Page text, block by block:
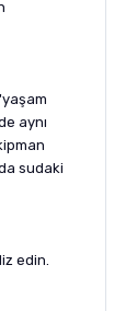
aynı
sudaki
edin.